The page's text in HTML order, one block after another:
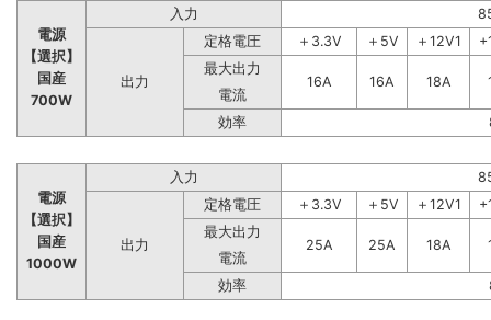
電源
【選択】
国産
700W
入力
出力
定格電圧 ＋3.3V ＋5V ＋12V1
最大出力
16A
16A 18A
電流
効率
電源
【選択】
国産
1000W
入力
出力
定格電圧 ＋3.3V ＋5V ＋12V1
最大出力
25A
25A 18A
電流
効率